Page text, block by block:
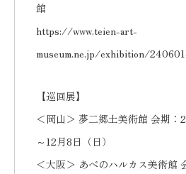
館
https://www.teien-art-
museum.ne.jp/exhibition/
【巡回展】
＜岡山＞ 夢二郷土美術館 会期：
～12月8日（日）
＜大阪＞ あべのハルカス美術館